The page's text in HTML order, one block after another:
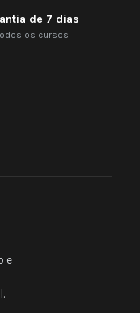
de 7 dias
os cursos
e